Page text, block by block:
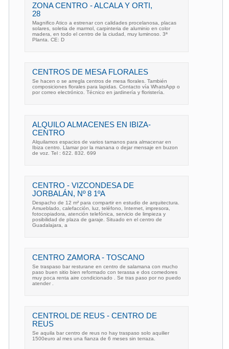
ZONA CENTRO - ALCALA Y ORTI,
28
Magnifico Atico a estrenar con calidades procelanosa, placas
solares, soletia de marmol, carpinteria de aluminio en color
madera, en todo el centro de la ciudad, muy luminoso. 3ª
Planta. CE: D
CENTROS DE MESA FLORALES
Se hacen o se arregla centros de mesa florales. También
composiciones florales para lapidas. Contacto vía WhatsApp o
por correo electrónico. Técnico en jardinería y floristería.
ALQUILO ALMACENES EN IBIZA-
CENTRO
Alquilamos espacios de varios tamanos para almacenar en
Ibiza centro. Llamar por la manana o dejar mensaje en buzon
de voz. Tel : 622. 832. 699
CENTRO - VIZCONDESA DE
JORBALÁN, Nº 8 1ºA
Despacho de 12 m² para compartir en estudio de arquitectura.
Amueblado, calefacción, luz, teléfono, Internet, impresora,
fotocopiadora, atención telefónica, servicio de limpieza y
posibilidad de plaza de garaje. Situado en el centro de
Guadalajara, a
CENTRO ZAMORA - TOSCANO
Se traspaso bar resturane en centro de salamana con mucho
paso buen sitio bien reformado con terassa e dos comedores
muy poca renta aire condicionado . Se tras paso por no puedo
atender .
CENTROL DE REUS - CENTRO DE
REUS
Se aquila bar centro de reus no hay traspaso solo aquilier
1500euro al mes una fianza de 6 meses sin terraza.